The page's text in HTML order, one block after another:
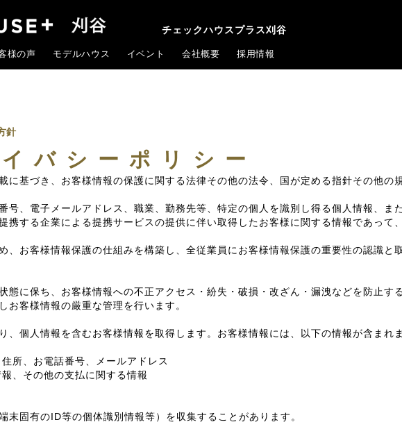
チェックハウスプラス刈谷
様の声 モデルハウス イベント 会社概要 採用情報
針
バシーポリシー
に基づき、お客様情報の保護に関する法律その他の法令、国が定める指針その他の
号、電子メールアドレス、職業、勤務先等、特定の個人を識別し得る個人情報、
携する企業による提携サービスの提供に伴い取得したお客様に関する情報であって
、お客様情報保護の仕組みを構築し、全従業員にお客様情報保護の重要性の認識と
態に保ち、お客様情報への不正アクセス・紛失・破損・改ざん・漏洩などを防止
客様情報の厳重な管理を行います。
個人情報を含むお客様情報を取得します。お客様情報には、以下の情報が含まれま
所、お電話番号、メールアドレス
、その他の支払に関する情報
末固有のID等の個体識別情報等）を収集することがあります。